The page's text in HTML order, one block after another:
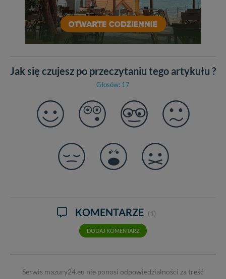
Jak się czujesz po przeczytaniu tego artykułu ?
Głosów: 17
KOMENTARZE (1)
DODAJ KOMENTARZ
Serwis mazury24.eu nie ponosi odpowiedzialności za treść